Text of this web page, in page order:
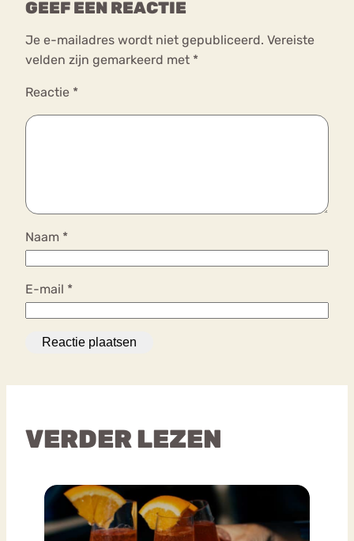
GEEF EEN REACTIE
Je e-mailadres wordt niet gepubliceerd. Vereiste
velden zijn gemarkeerd met *
Reactie *
Naam *
E-mail *
VERDER LEZEN